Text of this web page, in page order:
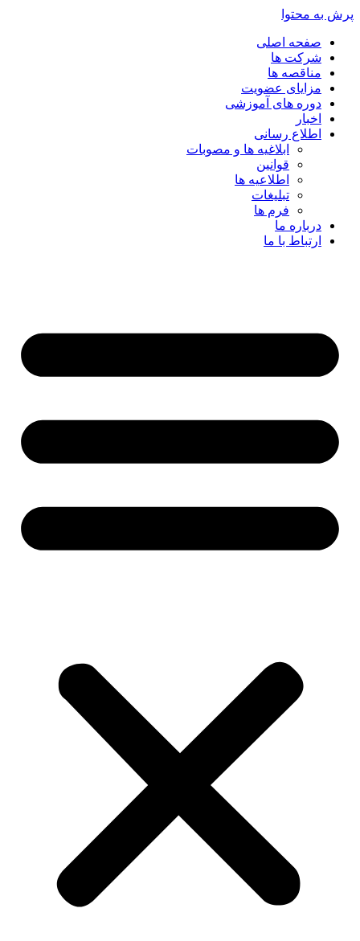
پرش به محتوا
صفحه اصلی
شرکت ها
مناقصه ها
مزایای عضویت
دوره های آموزشی
اخبار
اطلاع رسانی
ابلاغیه ها و مصوبات
قوانین
اطلاعیه ها
تبلیغات
فرم ها
درباره ما
ارتباط با ما